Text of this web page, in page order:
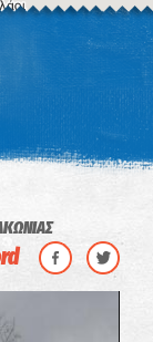
δικαιώματα Όροι